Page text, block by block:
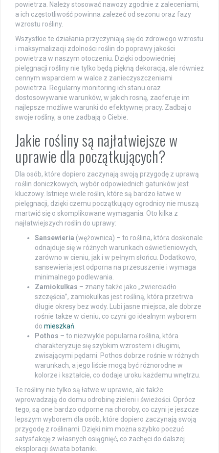
powietrza. Należy stosować nawozy zgodnie z zaleceniami,
a ich częstotliwość powinna zależeć od sezonu oraz fazy
wzrostu rośliny.
Wszystkie te działania przyczyniają się do zdrowego wzrostu
i maksymalizacji zdolności roślin do poprawy jakości
powietrza w naszym otoczeniu. Dzięki odpowiedniej
pielęgnacji rośliny nie tylko będą piękną dekoracją, ale również
cennym wsparciem w walce z zanieczyszczeniami
powietrza. Regularny monitoring ich stanu oraz
dostosowywanie warunków, w jakich rosną, zaoferuje im
najlepsze możliwe warunki do efektywnej pracy. Zadbaj o
swoje rośliny, a one zadbają o Ciebie.
Jakie rośliny są najłatwiejsze w
uprawie dla początkujących?
Dla osób, które dopiero zaczynają swoją przygodę z uprawą
roślin doniczkowych, wybór odpowiednich gatunków jest
kluczowy. Istnieje wiele roślin, które są bardzo łatwe w
pielęgnacji, dzięki czemu początkujący ogrodnicy nie muszą
martwić się o skomplikowane wymagania. Oto kilka z
najłatwiejszych roślin do uprawy:
Sansewieria (wężownica) – to roślina, która doskonale
odnajduje się w różnych warunkach oświetleniowych,
zarówno w cieniu, jak i w pełnym słońcu. Dodatkowo,
sansewieria jest odporna na przesuszenie i wymaga
minimalnego podlewania.
Zamiokulkas – znany także jako „zwierciadło
szczęścia”, zamiokulkas jest rośliną, która przetrwa
długie okresy bez wody. Lubi jasne miejsca, ale dobrze
rośnie także w cieniu, co czyni go idealnym wyborem
do mieszkań
Pothos – to niezwykle popularna roślina, która
charakteryzuje się szybkim wzrostem i długimi,
zwisającymi pędami. Pothos dobrze rośnie w różnych
warunkach, a jego liście mogą być różnorodne w
kolorze i kształcie, co dodaje uroku każdemu wnętrzu.
Te rośliny nie tylko są łatwe w uprawie, ale także
wprowadzają do domu odrobinę zieleni i świeżości. Oprócz
tego, są one bardzo odporne na choroby, co czyni je jeszcze
lepszym wyborem dla osób, które dopiero zaczynają swoją
przygodę z roślinami. Dzięki nim można szybko poczuć
satysfakcję z własnych osiągnięć, co zachęci do dalszej
eksploracji świata botaniki.